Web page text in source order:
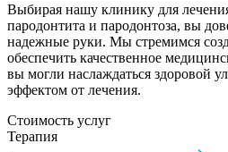
Выбирая нашу клинику для
пародонтита и пародонтоза, вы
надежные руки. Мы стремимся
обеспечить качественное
вы могли наслаждаться здоровой
эффектом от лечения.
Стоимость услуг
Терапия